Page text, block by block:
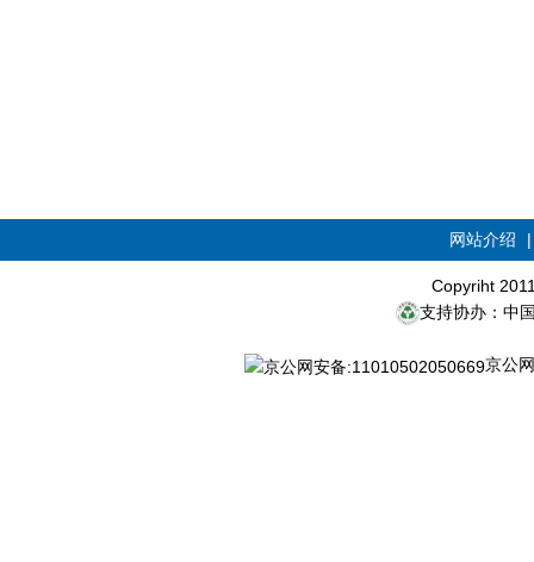
网站介绍
Copyriht
支持协办：中
京公